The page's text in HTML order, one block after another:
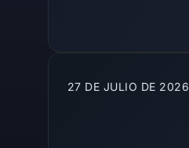
27 DE JULIO DE 2026